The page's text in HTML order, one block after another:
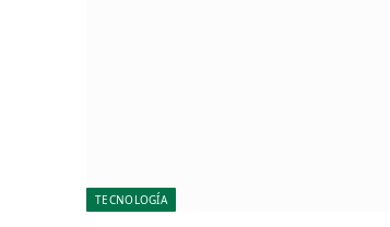
TECNOLOGÍA